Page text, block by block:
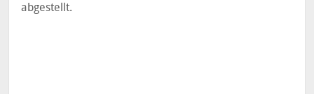
abgestellt.